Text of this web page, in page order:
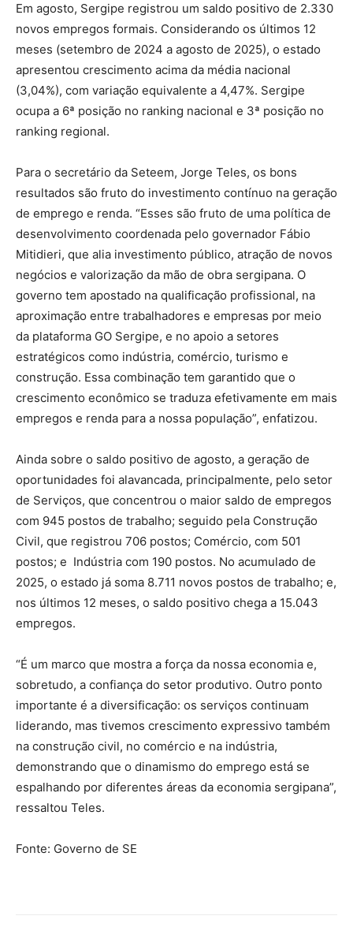
Em agosto, Sergipe registrou um saldo positivo de 2.330
novos empregos formais. Considerando os últimos 12
meses (setembro de 2024 a agosto de 2025), o estado
apresentou crescimento acima da média nacional
(3,04%), com variação equivalente a 4,47%. Sergipe
ocupa a 6ª posição no ranking nacional e 3ª posição no
ranking regional.
Para o secretário da Seteem, Jorge Teles, os bons
resultados são fruto do investimento contínuo na geração
de emprego e renda. “Esses são fruto de uma política de
desenvolvimento coordenada pelo governador Fábio
Mitidieri, que alia investimento público, atração de novos
negócios e valorização da mão de obra sergipana. O
governo tem apostado na qualificação profissional, na
aproximação entre trabalhadores e empresas por meio
da plataforma GO Sergipe, e no apoio a setores
estratégicos como indústria, comércio, turismo e
construção. Essa combinação tem garantido que o
crescimento econômico se traduza efetivamente em mais
empregos e renda para a nossa população”, enfatizou.
Ainda sobre o saldo positivo de agosto, a geração de
oportunidades foi alavancada, principalmente, pelo setor
de Serviços, que concentrou o maior saldo de empregos
com 945 postos de trabalho; seguido pela Construção
Civil, que registrou 706 postos; Comércio, com 501
postos; e Indústria com 190 postos. No acumulado de
2025, o estado já soma 8.711 novos postos de trabalho; e,
nos últimos 12 meses, o saldo positivo chega a 15.043
empregos.
“É um marco que mostra a força da nossa economia e,
sobretudo, a confiança do setor produtivo. Outro ponto
importante é a diversificação: os serviços continuam
liderando, mas tivemos crescimento expressivo também
na construção civil, no comércio e na indústria,
demonstrando que o dinamismo do emprego está se
espalhando por diferentes áreas da economia sergipana”,
ressaltou Teles.
Fonte: Governo de SE